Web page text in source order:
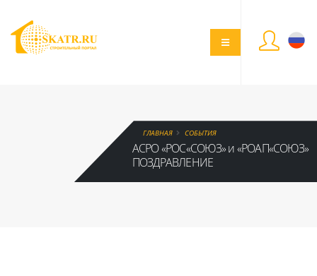
ГЛАВНАЯ СОБЫТИЯ
АСРО «РОС«СОЮЗ» и «РОАП«СОЮЗ»
ПОЗДРАВЛЕНИЕ